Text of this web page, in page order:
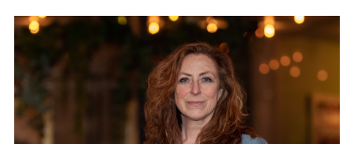
In gesprek met leden
Vacatures
Contact